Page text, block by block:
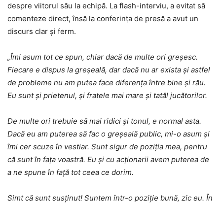
despre viitorul său la echipă. La flash-interviu, a evitat să
comenteze direct, însă la conferința de presă a avut un
discurs clar și ferm.
„Îmi asum tot ce spun, chiar dacă de multe ori greșesc.
Fiecare e dispus la greșeală, dar dacă nu ar exista și astfel
de probleme nu am putea face diferența între bine și rău.
Eu sunt și prietenul, și fratele mai mare și tatăl jucătorilor.
De multe ori trebuie să mai ridici și tonul, e normal asta.
Dacă eu am puterea să fac o greșeală public, mi-o asum și
îmi cer scuze în vestiar. Sunt sigur de poziția mea, pentru
că sunt în fața voastră. Eu și cu acționarii avem puterea de
a ne spune în față tot ceea ce dorim.
Simt că sunt susținut! Suntem într-o poziție bună, zic eu. În